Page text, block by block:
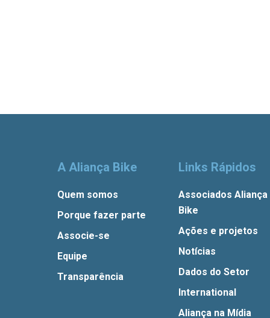
A Aliança Bike
Quem somos
Porque fazer parte
Associe-se
Equipe
Transparência
Links Rápidos
Associados Aliança
Bike
Ações e projetos
Notícias
Dados do Setor
International
Aliança na Mídia